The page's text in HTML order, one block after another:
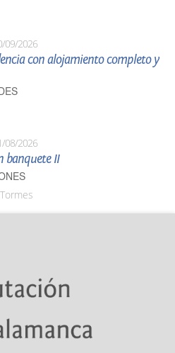
09/2026
con alojamiento completo y
08/2026
banquete II